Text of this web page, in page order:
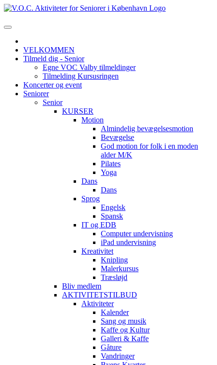
VELKOMMEN
Tilmeld dig - Senior
Egne VOC Valby tilmeldinger
Tilmelding Kursusringen
Koncerter og event
Seniorer
Senior
KURSER
Motion
Almindelig bevægelsesmotion
Bevægelse
God motion for folk i en moden
alder M/K
Pilates
Yoga
Dans
Dans
Sprog
Engelsk
Spansk
IT og EDB
Computer undervisning
iPad undervisning
Kreativitet
Knipling
Malerkursus
Træsløjd
Bliv medlem
AKTIVITETSTILBUD
Aktiviteter
Kalender
Sang og musik
Kaffe og Kultur
Galleri & Kaffe
Gåture
Vandringer